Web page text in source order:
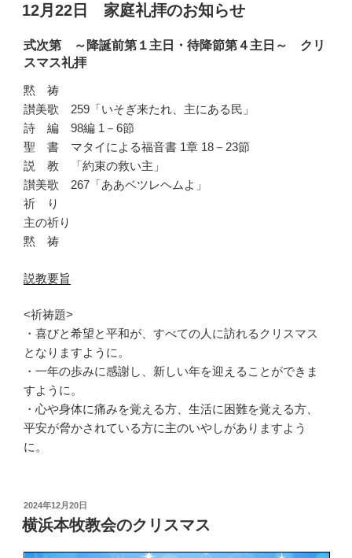
稿
日:
12月22日 家庭礼拝のお知らせ
式次第 ～降誕前第１主日・待降節第４主日～ クリ
スマス礼拝
黙 祷
讃美歌 259「いそぎ来たれ、主にある民」
詩 編 98編 1－6節
聖 書 マタイによる福音書 1章 18－23節
説 教 「約束の救い主」
讃美歌 267「ああベツレヘムよ」
祈 り
主の祈り
黙 祷
説教要旨
<祈祷題>
・喜びと希望と平和が、すべての人に訪れるクリスマス
となりますように。
・一年の歩みに感謝し、新しい年を迎えることができま
すように。
・心や身体に痛みを覚える方、生活に困難を覚える方、
平安が脅かされている方に主のいやしがありますよう
に。
投
稿
日:
2024年12月20日
横浜本牧教会のクリスマス